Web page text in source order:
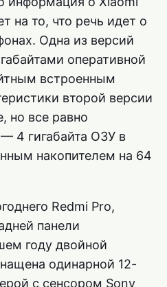
на то, что речь идет о
Одна из версий
оперативной
встроенным
второй версии
но все равно
4 гигабайта ОЗУ в
накопителем на 64
Redmi Pro,
панели
году двойной
одинарной 12-
с сенсором Sony